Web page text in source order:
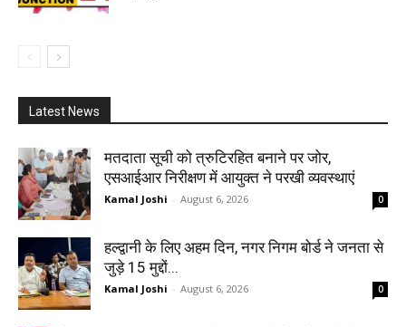
Latest News
मतदाता सूची को त्रुटिरहित बनाने पर जोर,
एसआईआर निरीक्षण में आयुक्त ने परखी व्यवस्थाएं
Kamal Joshi - August 6, 2026 0
हल्द्वानी के लिए अहम दिन, नगर निगम बोर्ड ने जनता से
जुड़े 15 मुद्दों...
Kamal Joshi - August 6, 2026 0